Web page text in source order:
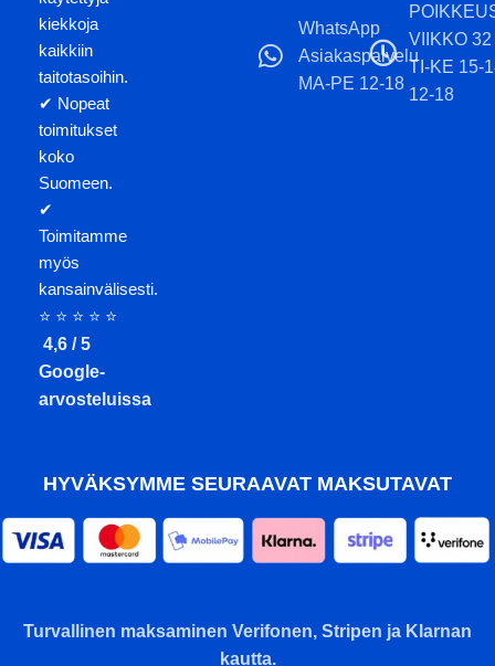
kiekkoja
kaikkiin
taitotasoihin.
✔ Nopeat
toimitukset
koko
Suomeen.
✔
Toimitamme
myös
kansainvälisesti.
⭐ ⭐ ⭐ ⭐ ⭐
4,6 / 5
Google-
arvosteluissa
WhatsApp
Asiakaspalvelu
MA-PE 12-18
VIIKKO 32
TI-KE 15-
12-18
HYVÄKSYMME SEURAAVAT MAKSUTAVAT
Turvallinen maksaminen Verifonen, Stripen ja Klarnan
kautta.